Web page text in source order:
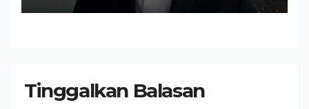
Tinggalkan Balasan